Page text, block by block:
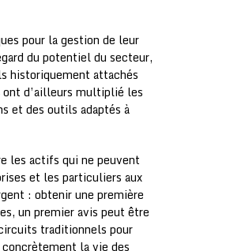
pour la gestion de leur
du potentiel du secteur,
historiquement attachés
ont d’ailleurs multiplié les
et des outils adaptés à
les actifs qui ne peuvent
et les particuliers aux
: obtenir une première
un premier avis peut être
traditionnels pour
la vie des